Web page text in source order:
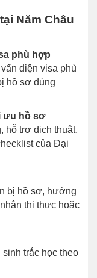
Năm Châu
phù hợp
diện visa phù
hồ sơ đúng
ưu hồ sơ
hỗ trợ dịch thuật,
của Đại
bị hồ sơ, hướng
thị thực hoặc
trắc học theo